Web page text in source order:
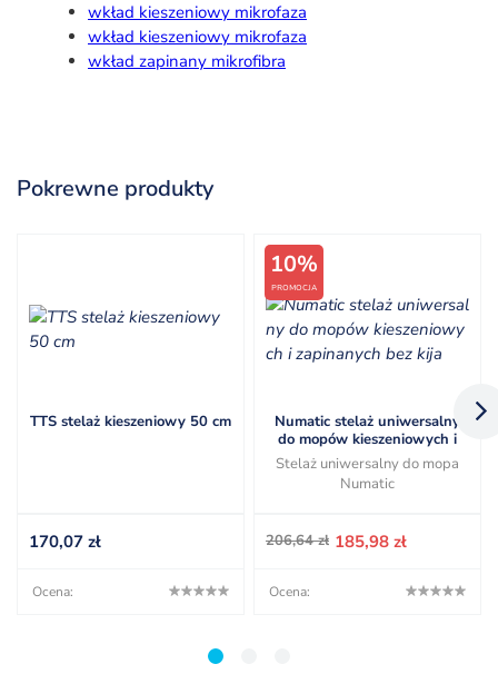
wkład kieszeniowy mikrofaza
wkład kieszeniowy mikrofaza
wkład zapinany mikrofibra
Pokrewne produkty
TTS stelaż kieszeniowy 50 cm
170,07 zł
Ocena:
10%
PROMOCJA
Numatic stelaż uniwersalny
do mopów kieszeniowych i
zapinanych bez kija
Stelaż uniwersalny do mopa
Numatic
206,64zł
Pierwotna
wynosiła:
206,64 zł.
185,98 zł
Aktualna
wynosi:
185,98 zł.
Ocena:
1